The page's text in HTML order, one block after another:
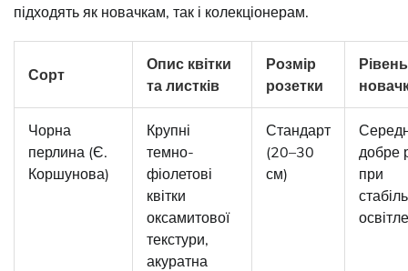
підходять як новачкам, так і колекціонерам.
Сорт
Опис квітки
та листків
Розмір
розетки
Чорна
перлина (Є.
Коршунова)
Крупні
темно-
фіолетові
квітки
оксамитової
текстури,
акуратна
Стандарт
(20–30
см)
добре
при